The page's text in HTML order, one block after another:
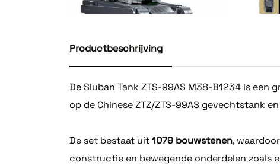
Productbeschrijving
De Sluban Tank ZTS-99AS M38-B1234 is
op de Chinese ZTZ/ZTS-99AS gevechtstank
De set bestaat uit1079 bouwstenen,
constructie en bewegende onderdelen zoals